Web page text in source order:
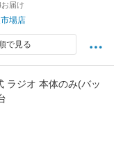
届け
場店
で見る
ラジオ 本体のみ(バッ